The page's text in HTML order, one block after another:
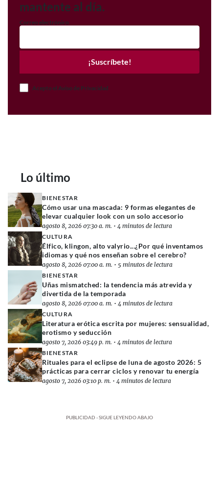
mantente al día.
Correo electrónico
¡Suscríbete!
Acepto el Aviso de Privacidad
Lo último
BIENESTAR
Cómo usar una mascada: 9 formas elegantes de
elevar cualquier look con un solo accesorio
agosto 8, 2026 07:30 a. m. • 4 minutos de lectura
CULTURA
Élfico, klingon, alto valyrio...¿Por qué inventamos
idiomas y qué nos enseñan sobre el cerebro?
agosto 8, 2026 07:00 a. m. • 5 minutos de lectura
BIENESTAR
Uñas mismatched: la tendencia más atrevida y
divertida de la temporada
agosto 8, 2026 07:00 a. m. • 4 minutos de lectura
CULTURA
Literatura erótica escrita por mujeres: sensualidad,
erotismo y seducción
agosto 7, 2026 03:49 p. m. • 4 minutos de lectura
BIENESTAR
Rituales para el eclipse de luna de agosto 2026: 5
prácticas para cerrar ciclos y renovar tu energía
agosto 7, 2026 03:10 p. m. • 4 minutos de lectura
PUBLICIDAD - SIGUE LEYENDO ABAJO